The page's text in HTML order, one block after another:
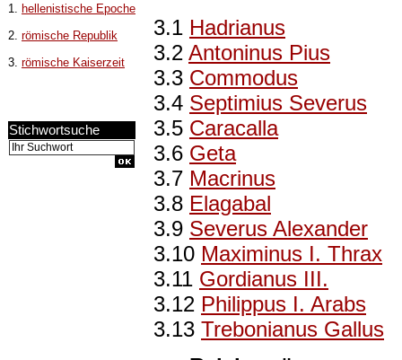
1.
hellenistische Epoche
2. römische Republik
3. römische Kaiserzeit
Stichwortsuche
3.1 Hadrianus
3.2 Antoninus Pius
3.3 Commodus
3.4 Septimius Severus
3.5 Caracalla
3.6 Geta
3.7 Macrinus
3.8 Elagabal
3.9 Severus Alexander
3.10 Maximinus I. Thrax
3.11 Gordianus III.
3.12 Philippus I. Arabs
3.13 Trebonianus Gallus